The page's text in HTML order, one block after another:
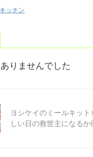
ッチン
りませんでした
ヨシケイのミールキッ
しい日の救世主になるか